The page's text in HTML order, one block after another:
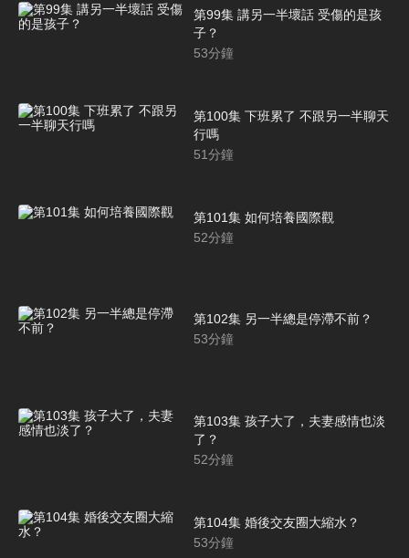
第99集 講另一半壞話 受傷的是孩
子？
53分鐘
第100集 下班累了 不跟另一半聊天
行嗎
51分鐘
第101集 如何培養國際觀
52分鐘
第102集 另一半總是停滯不前？
53分鐘
第103集 孩子大了，夫妻感情也淡
了？
52分鐘
第104集 婚後交友圈大縮水？
53分鐘